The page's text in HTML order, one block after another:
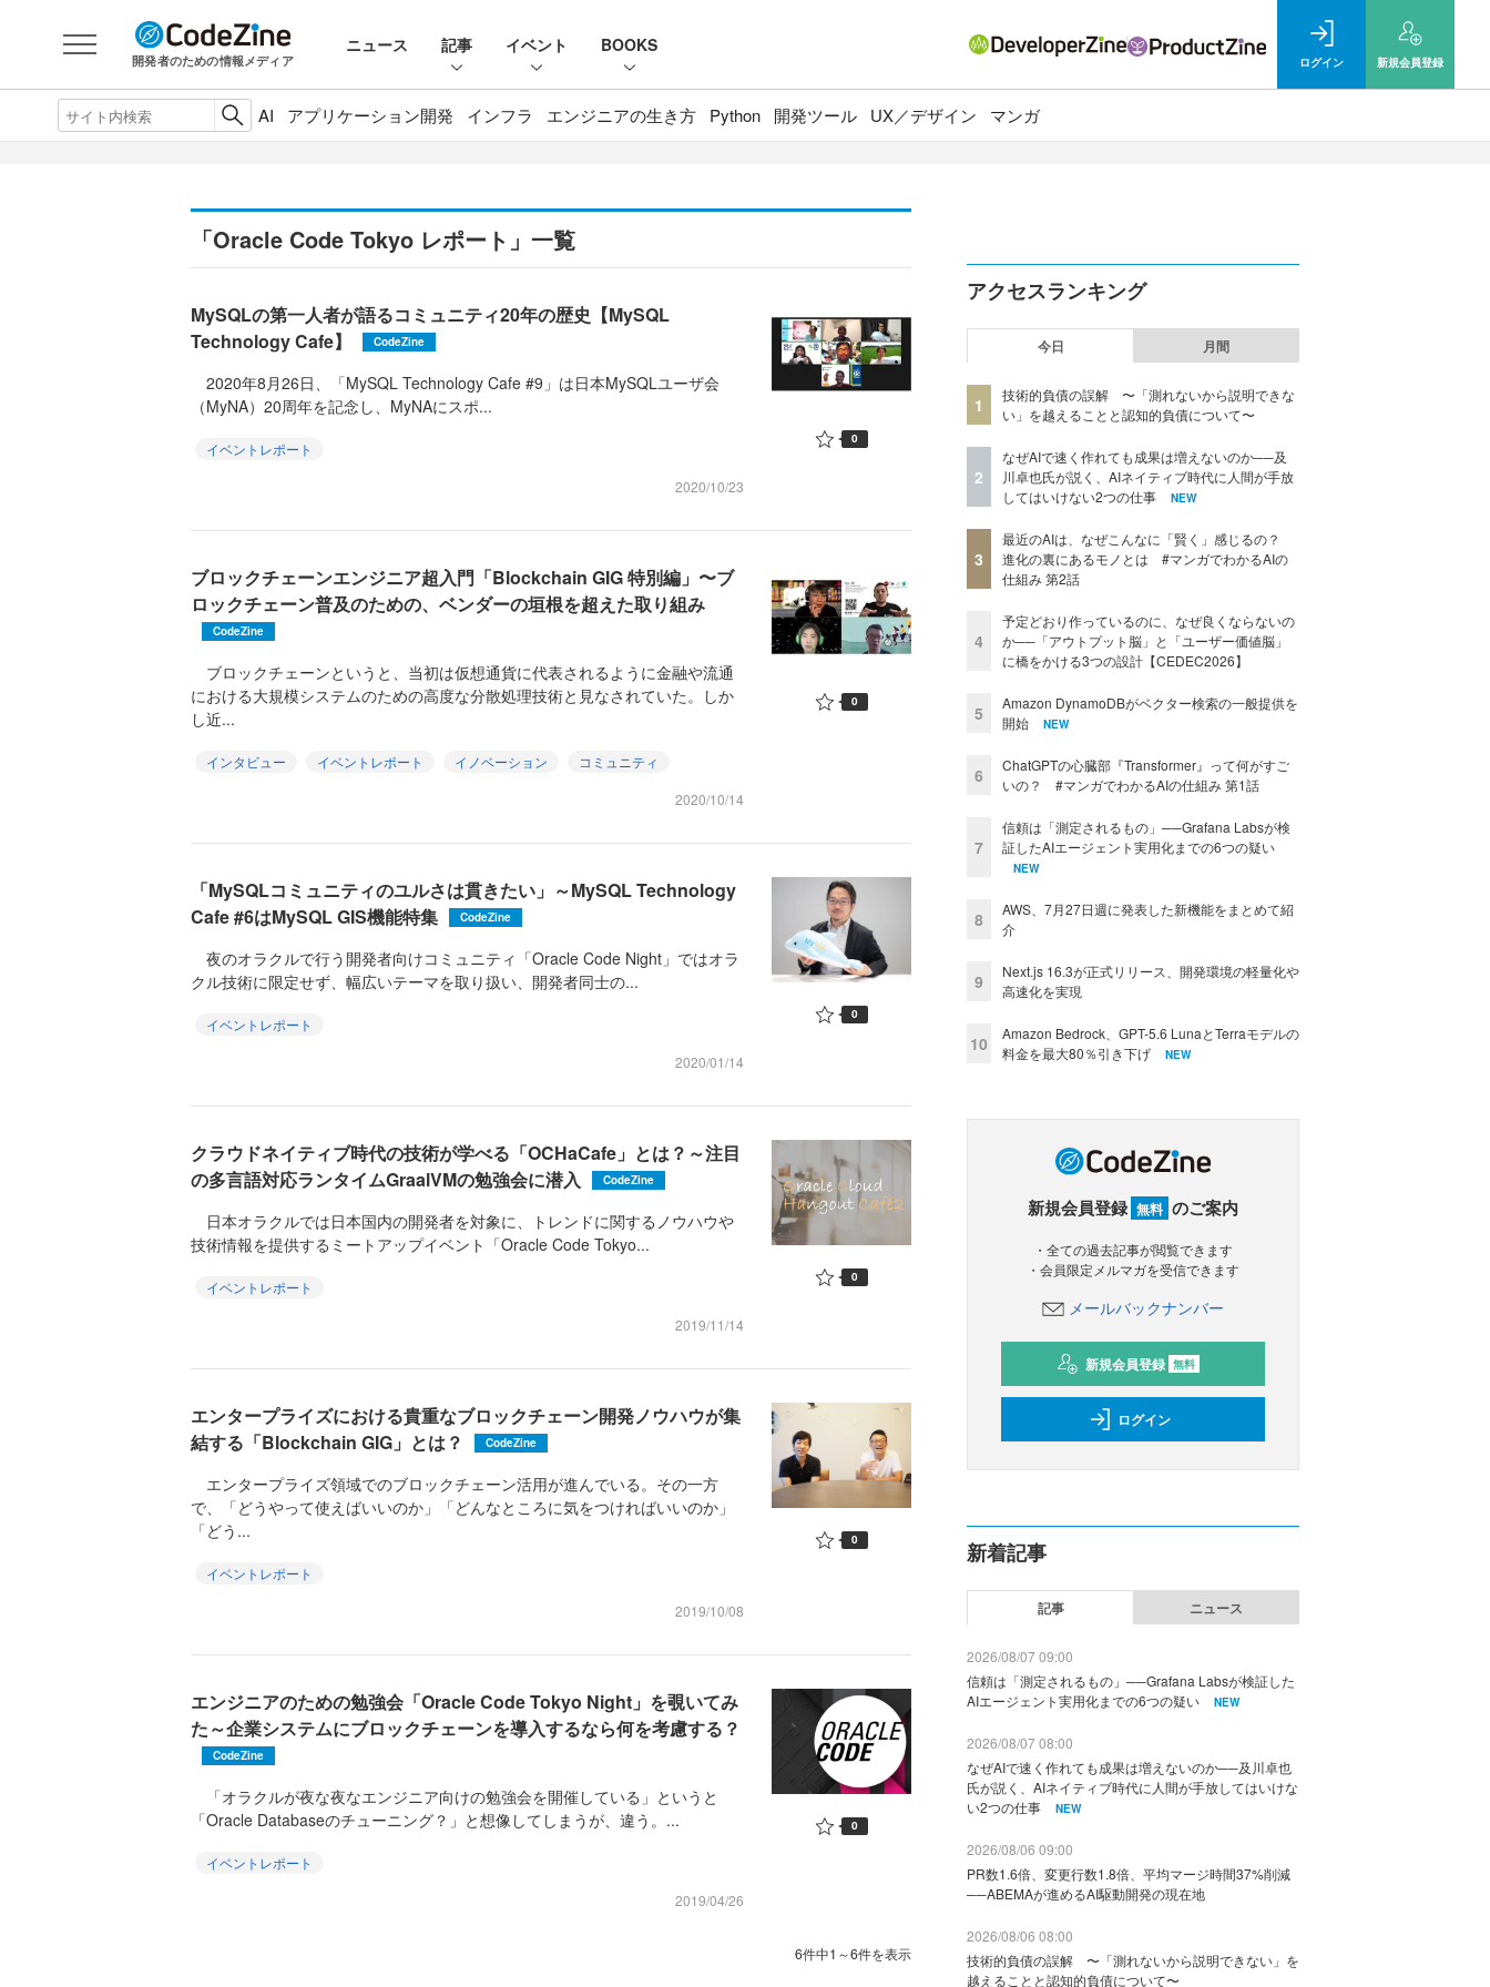
開発者のための情報メディア
ニュース 記事 イベント BOOKS
ログイン 新規会員登録
AI アプリケーション開発 インフラ エンジニアの生き方 Python 開発ツール UX／デザイン マンガ
「Oracle Code Tokyo レポート」一覧
MySQLの第一人者が語るコミュニティ20年の歴史【MySQL
Technology Cafe】
CodeZine
2020年8月26日、「MySQL Technology Cafe #9」は日本MySQLユーザ会
（MyNA）20周年を記念し、MyNAにスポ...
イベントレポート
2020/10/23
0
ブロックチェーンエンジニア超入門「Blockchain GIG 特別編」〜ブ
ロックチェーン普及のための、ベンダーの垣根を超えた取り組み
CodeZine
ブロックチェーンというと、当初は仮想通貨に代表されるように金融や流通
における大規模システムのための高度な分散処理技術と見なされていた。しか
し近...
インタビュー イベントレポート イノベーション
コミュニティ
2020/10/14
0
「MySQLコミュニティのユルさは貫きたい」～MySQL Technology
Cafe #6はMySQL GIS機能特集
CodeZine
夜のオラクルで行う開発者向けコミュニティ「Oracle Code Night」ではオラ
クル技術に限定せず、幅広いテーマを取り扱い、開発者同士の...
イベントレポート
2020/01/14
0
クラウドネイティブ時代の技術が学べる「OCHaCafe」とは？～注目
の多言語対応ランタイムGraalVMの勉強会に潜入
CodeZine
日本オラクルでは日本国内の開発者を対象に、トレンドに関するノウハウや
技術情報を提供するミートアップイベント「Oracle Code Tokyo...
イベントレポート
2019/11/14
0
エンタープライズにおける貴重なブロックチェーン開発ノウハウが集
結する「Blockchain GIG」とは？
CodeZine
エンタープライズ領域でのブロックチェーン活用が進んでいる。その一方
で、「どうやって使えばいいのか」「どんなところに気をつければいいのか」
「どう...
イベントレポート
2019/10/08
0
エンジニアのための勉強会「Oracle Code Tokyo Night」を覗いてみ
た～企業システムにブロックチェーンを導入するなら何を考慮する？
CodeZine
「オラクルが夜な夜なエンジニア向けの勉強会を開催している」というと
「Oracle Databaseのチューニング？」と想像してしまうが、違う。...
イベントレポート
2019/04/26
0
6件中1～6件を表示
アクセスランキング
今日 月間
1
技術的負債の誤解 〜「測れないから説明できな
い」を越えることと認知的負債について〜
2
なぜAIで速く作れても成果は増えないのか──及
川卓也氏が説く、AIネイティブ時代に人間が手放
してはいけない2つの仕事
NEW
3
最近のAIは、なぜこんなに「賢く」感じるの？
進化の裏にあるモノとは #マンガでわかるAIの
仕組み 第2話
4
予定どおり作っているのに、なぜ良くならないの
か──「アウトプット脳」と「ユーザー価値脳」
に橋をかける3つの設計【CEDEC2026】
5
Amazon DynamoDBがベクター検索の一般提供を
開始
NEW
6
ChatGPTの心臓部『Transformer』って何がすご
いの？ #マンガでわかるAIの仕組み 第1話
7
信頼は「測定されるもの」──Grafana Labsが検
証したAIエージェント実用化までの6つの疑い
NEW
8
AWS、7月27日週に発表した新機能をまとめて紹
介
9
Next.js 16.3が正式リリース、開発環境の軽量化や
高速化を実現
10
Amazon Bedrock、GPT-5.6 LunaとTerraモデルの
料金を最大80％引き下げ
NEW
新規会員登録 無料 のご案内
・全ての過去記事が閲覧できます
・会員限定メルマガを受信できます
メールバックナンバー
新規会員登録 無料
ログイン
新着記事
記事 ニュース
2026/08/07 09:00
信頼は「測定されるもの」──Grafana Labsが検証した
AIエージェント実用化までの6つの疑い
NEW
2026/08/07 08:00
なぜAIで速く作れても成果は増えないのか──及川卓也
氏が説く、AIネイティブ時代に人間が手放してはいけな
い2つの仕事
NEW
2026/08/06 09:00
PR数1.6倍、変更行数1.8倍、平均マージ時間37%削減
──ABEMAが進めるAI駆動開発の現在地
2026/08/06 08:00
技術的負債の誤解 〜「測れないから説明できない」を
越えることと認知的負債について〜